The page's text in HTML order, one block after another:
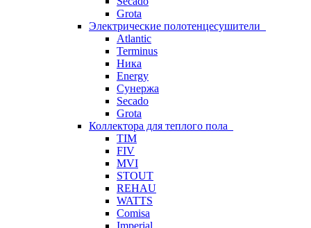
Grota
Электрические полотенцесушители
Atlantic
Terminus
Ника
Energy
Сунержа
Secado
Grota
Коллектора для теплого пола
TIM
FIV
MVI
STOUT
REHAU
WATTS
Comisa
Imperial